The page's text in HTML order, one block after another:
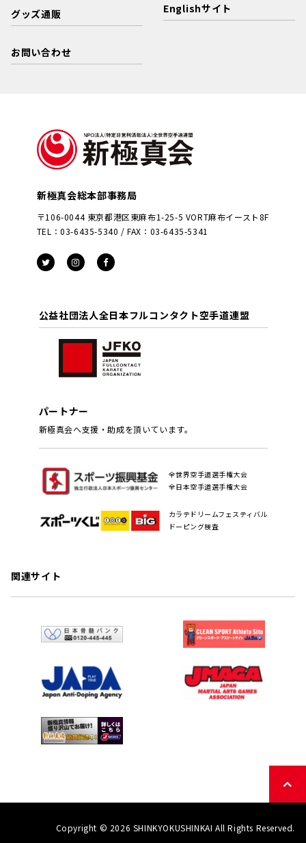
グッズ通販
お問い合わせ
Englishサイト
新極真会総本部事務局
〒106-0044 東京都港区東麻布1-25-5 VORT麻布イースト8F
TEL：03-6435-5340 / FAX：03-6435-5341
公益社団法人全日本フルコンタクト空手道連盟
パートナー
新極真会へ支援・助成を頂いています。
全世界空手道選手権大会
全日本空手道選手権大会
カラテドリームフェスティバル
ドーピング検査
関連サイト
Copyright © 2026 SHINKYOKUSHINKAI All Rights Reserved.